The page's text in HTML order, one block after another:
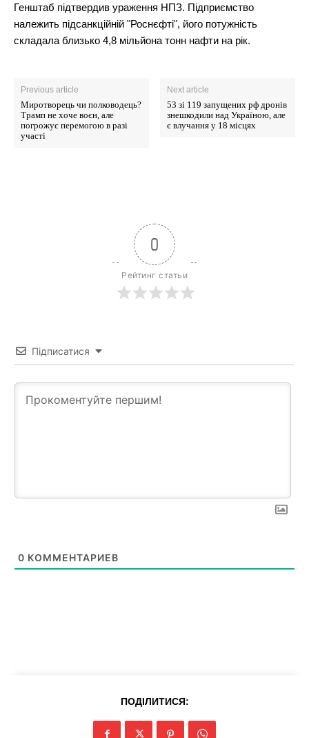
Генштаб підтвердив ураження НПЗ. Підприємство
належить підсанкційній "Роснєфті", його потужність
складала близько 4,8 мільйона тонн нафти на рік.
Previous article
Миротворець чи полководець?
Трамп не хоче воєн, але
погрожує перемогою в разі
участі
Next article
53 зі 119 запущених рф дронів
знешкодили над Україною, але
є влучання у 18 місцях
0
Рейтинг статьи
Підписатися
0 КОММЕНТАРИЕВ
ПОДІЛИТИСЯ: